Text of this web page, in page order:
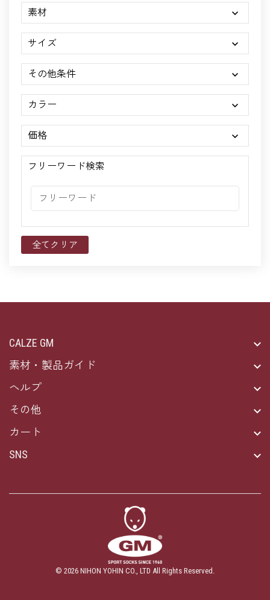
素材
サイズ
その他条件
カラー
価格
フリーワード検索
全てクリア
CALZE GM
素材・製品ガイド
ヘルプ
その他
カート
SNS
© 2026 NIHON YOHIN CO., LTD All Rights Reserved.